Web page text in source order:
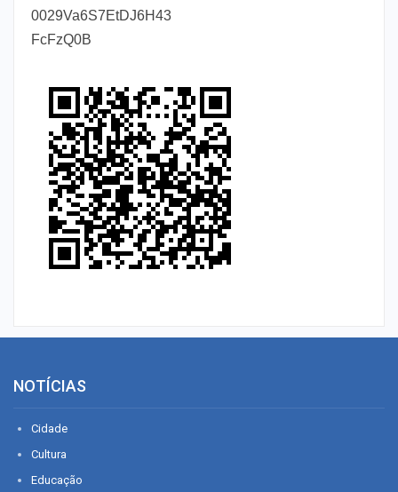
0029Va6S7EtDJ6H43
FcFzQ0B
NOTÍCIAS
Cidade
Cultura
Educação